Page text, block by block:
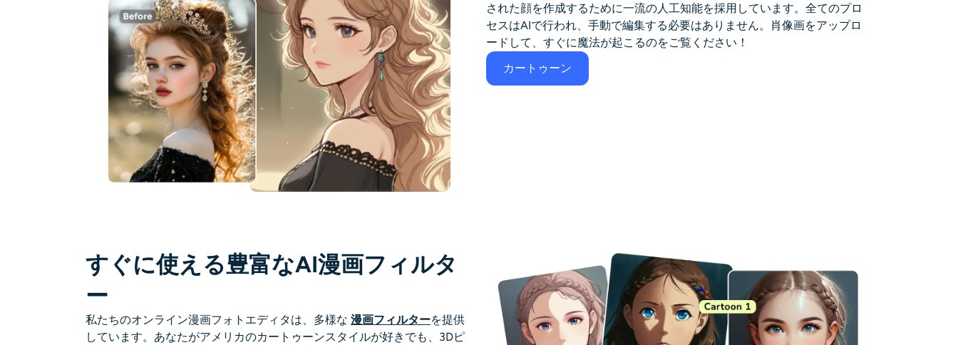
された顔を作成するために一流の人工知能を採用しています。全てのプロ
セスはAIで行われ、手動で編集する必要はありません。肖像画をアップロ
ードして、すぐに魔法が起こるのをご覧ください！
カートゥーン
すぐに使える豊富なAI漫画フィルタ
ー
私たちのオンライン漫画フォトエディタは、多様な 漫画フィルターを提供
しています。あなたがアメリカのカートゥーンスタイルが好きでも、3Dピ